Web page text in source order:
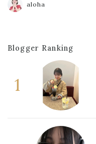
aloha
Blogger Ranking
1